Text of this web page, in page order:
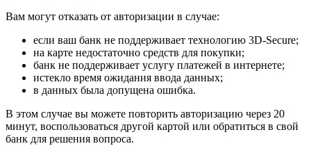
Вам могут отказать от авторизации в случае:
если ваш банк не поддерживает технологию 3D-Secure;
на карте недостаточно средств для покупки;
банк не поддерживает услугу платежей в интернете;
истекло время ожидания ввода данных;
в данных была допущена ошибка.
В этом случае вы можете повторить авторизацию через 20
минут, воспользоваться другой картой или обратиться в свой
банк для решения вопроса.